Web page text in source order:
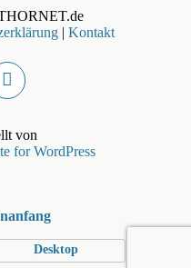
| Kontakt
von
for WordPress
Desktop